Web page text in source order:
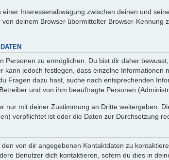
Interessenabwägung zwischen deinen und
deinem Browser übermittelter Browser-
Personen zu ermöglichen. Du bist dir daher
kann jedoch festlegen, dass einzelne
Fragen dazu hast, suche nach entsprechenden
und von ihm beauftragte Personen
nur mit deiner Zustimmung an Dritte weitergeben.
verpflichtet ist oder die Daten zur Durchsetzung
von dir angegebenen Kontaktdaten zu
Benutzer dich kontaktieren, sofern du dies in